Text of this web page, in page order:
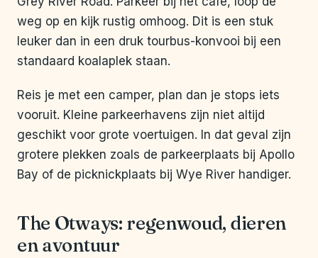
weg op en kijk rustig omhoog. Dit is een stuk
leuker dan in een druk tourbus-konvooi bij een
standaard koalaplek staan.
Reis je met een camper, plan dan je stops iets
vooruit. Kleine parkeerhavens zijn niet altijd
geschikt voor grote voertuigen. In dat geval zijn
grotere plekken zoals de parkeerplaats bij Apollo
Bay of de picknickplaats bij Wye River handiger.
The Otways: regenwoud, dieren
en avontuur